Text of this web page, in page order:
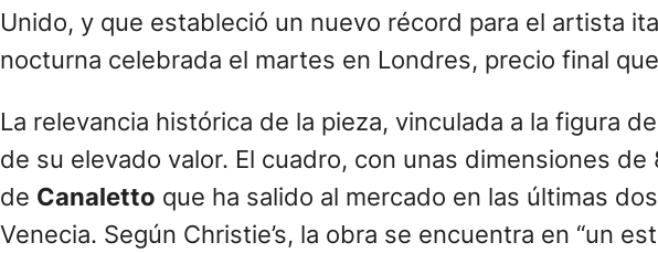
Unido, y que estableció un nuevo récord para el artista
nocturna celebrada el martes en Londres, precio final
La relevancia histórica de la pieza, vinculada a la figura de
de su elevado valor. El cuadro, con unas dimensiones
de Canaletto que ha salido al mercado en las últimas
Venecia. Según Christie’s, la obra se encuentra en “un